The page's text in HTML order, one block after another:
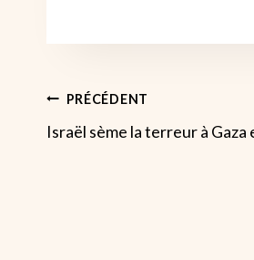
Navigation
PRÉCÉDENT
Israël sème la terreur à Gaza